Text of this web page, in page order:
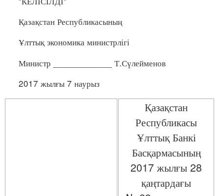
Қазақстан Республикасының
Ұлттық экономика министрлігі
Министр ____________ Т.Сүлейменов
2017 жылғы 7 наурыз
Қазақстан
Республикасы
Ұлттық Банкі
Басқармасының
2017 жылғы 28
қаңтардағы